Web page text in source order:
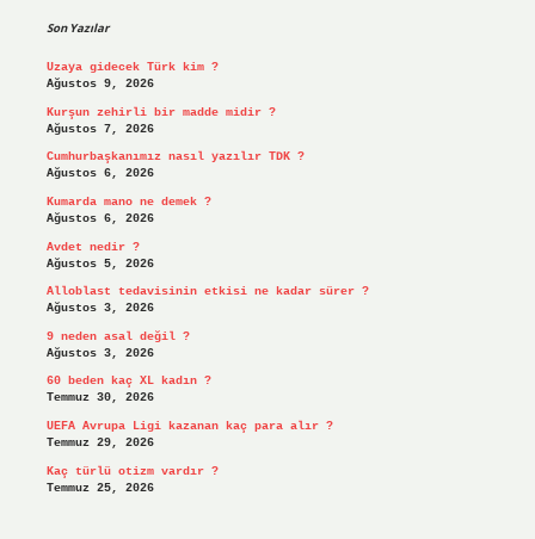
Son Yazılar
Uzaya gidecek Türk kim ?
Ağustos 9, 2026
Kurşun zehirli bir madde midir ?
Ağustos 7, 2026
Cumhurbaşkanımız nasıl yazılır TDK ?
Ağustos 6, 2026
Kumarda mano ne demek ?
Ağustos 6, 2026
Avdet nedir ?
Ağustos 5, 2026
Alloblast tedavisinin etkisi ne kadar sürer ?
Ağustos 3, 2026
9 neden asal değil ?
Ağustos 3, 2026
60 beden kaç XL kadın ?
Temmuz 30, 2026
UEFA Avrupa Ligi kazanan kaç para alır ?
Temmuz 29, 2026
Kaç türlü otizm vardır ?
Temmuz 25, 2026